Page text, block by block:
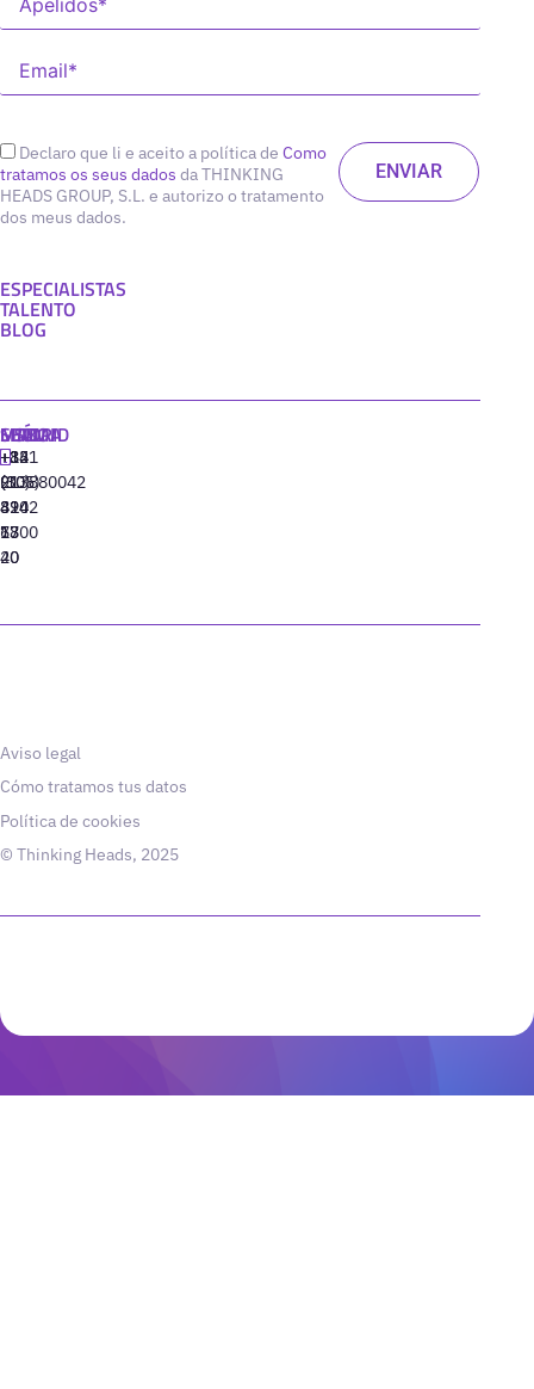
Declaro que li e aceito a política de Como
tratamos os seus dados da THINKING
HEADS GROUP, S.L. e autorizo o tratamento
dos meus dados.
ESPECIALISTAS
TALENTO
BLOG
MADRID
+34
91
310
77
40
MIAMI
+1
(305)
424
13
20
SEÚL
+82
(10)
8942
6800
LISBOA
‪+351
213880042
Aviso legal
Cómo tratamos tus datos
Política de cookies
© Thinking Heads, 2025